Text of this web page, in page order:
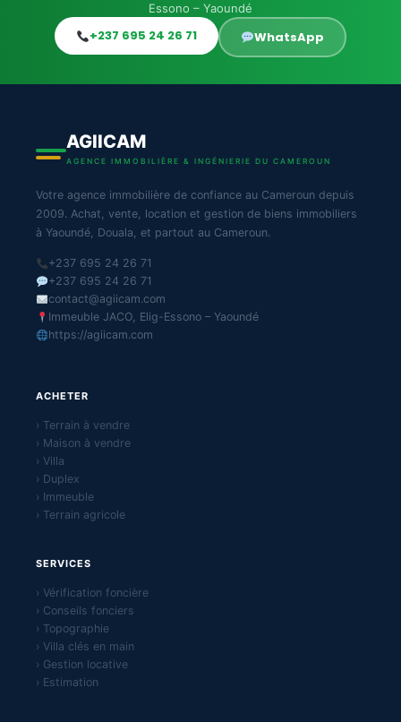
Essono – Yaoundé
+237 695 24 26 71 WhatsApp
AGIICAM
AGENCE IMMOBILIÈRE & INGÉNIERIE DU CAMEROUN
Votre agence immobilière de confiance au Cameroun depuis
2009. Achat, vente, location et gestion de biens immobiliers
à Yaoundé, Douala, et partout au Cameroun.
+237 695 24 26 71
+237 695 24 26 71
contact@agiicam.com
Immeuble JACO, Elig-Essono – Yaoundé
https://agiicam.com
ACHETER
› Terrain à vendre
› Maison à vendre
› Villa
› Duplex
› Immeuble
› Terrain agricole
SERVICES
› Vérification foncière
› Conseils fonciers
› Topographie
› Villa clés en main
› Gestion locative
› Estimation